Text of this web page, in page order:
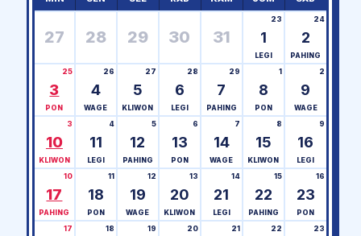
27 28 29 30 31 1
23
LEGI
2
24
PAHING
3
25
PON
4
26
WAGE
5
27
KLIWON
6
28
LEGI
7
29
PAHING
8
1
PON
9
2
WAGE
10
3
KLIWON
11
4
LEGI
12
5
PAHING
13
6
PON
14
7
WAGE
15
8
KLIWON
16
9
LEGI
17
10
PAHING
18
11
PON
19
12
WAGE
20
13
KLIWON
21
14
LEGI
22
15
PAHING
23
16
PON
17 18 19 20 21 22 23